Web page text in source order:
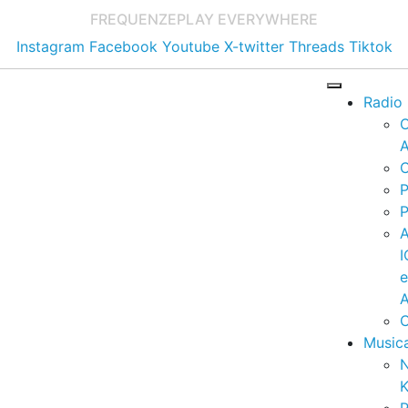
FREQUENZEPLAY EVERYWHERE
Instagram Facebook Youtube X-twitter Threads Tiktok
Radio
e